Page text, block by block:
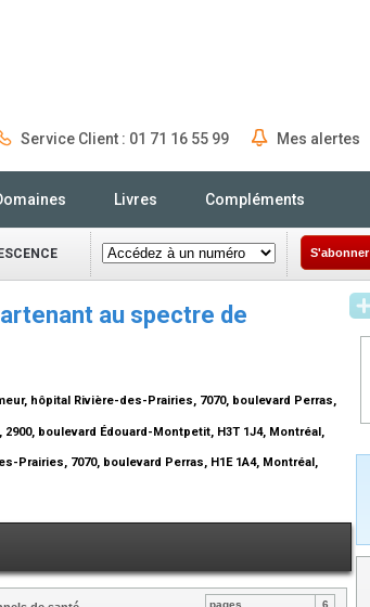
Service Client : 01 71 16 55 99 Mes alertes
Livres Compléments
S'abonner
au spectre de
hôpital Rivière-des-Prairies, 7070, boulevard Perras,
boulevard Édouard-Montpetit, H3T 1J4, Montréal,
7070, boulevard Perras, H1E 1A4, Montréal,
pages
6